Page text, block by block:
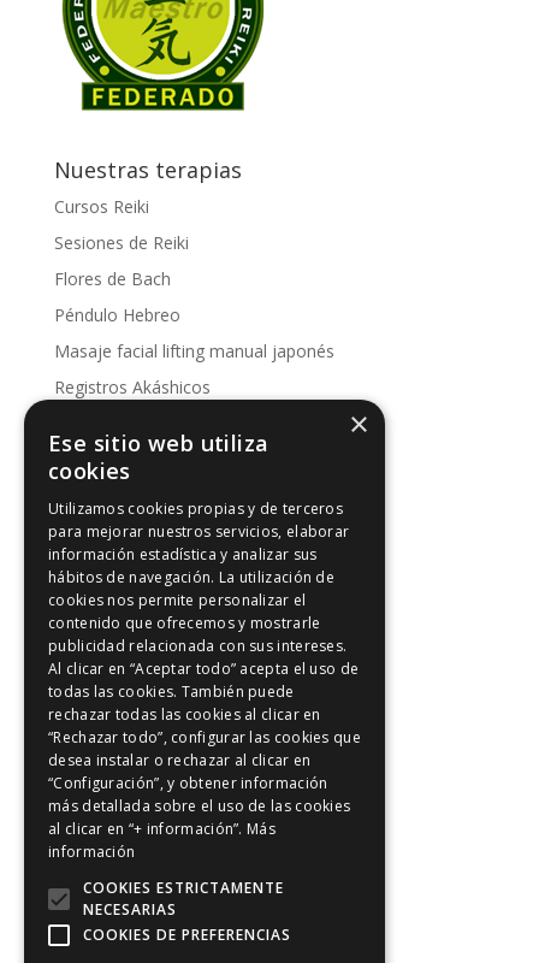
Nuestras terapias
Cursos Reiki
Sesiones de Reiki
Flores de Bach
Péndulo Hebreo
Masaje facial lifting manual japonés
Registros Akáshicos
Kinesología
Artículos de interés
Artículos de interés
Intuición y Reiki
Los 5 principios Reiki
Meditación y Reiki
Positividad
Reiki en Madrid
Riu-Ji
Sanación con Reiki
Sonrie a Reiki
Tratamientos de Reiki
Vídeos
×
Ese sitio web utiliza
cookies
Utilizamos cookies propias y de terceros
para mejorar nuestros servicios, elaborar
información estadística y analizar sus
hábitos de navegación. La utilización de
cookies nos permite personalizar el
contenido que ofrecemos y mostrarle
publicidad relacionada con sus intereses.
Al clicar en “Aceptar todo” acepta el uso de
todas las cookies. También puede
rechazar todas las cookies al clicar en
“Rechazar todo”, configurar las cookies que
desea instalar o rechazar al clicar en
“Configuración”, y obtener información
más detallada sobre el uso de las cookies
al clicar en “+ información”. Más
información
COOKIES ESTRICTAMENTE
NECESARIAS
COOKIES DE PREFERENCIAS